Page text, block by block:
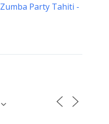
Zumba Party Tahiti -